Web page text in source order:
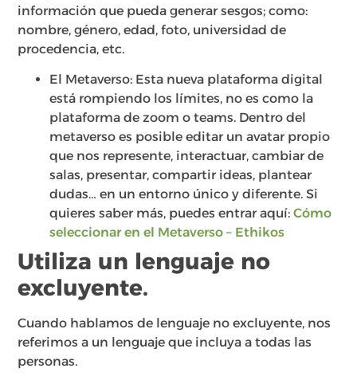
información que pueda generar sesgos; como:
nombre, género, edad, foto, universidad de
procedencia, etc.
El Metaverso: Esta nueva plataforma digital
está rompiendo los límites, no es como la
plataforma de zoom o teams. Dentro del
metaverso es posible editar un avatar propio
que nos represente, interactuar, cambiar de
salas, presentar, compartir ideas, plantear
dudas… en un entorno único y diferente. Si
quieres saber más, puedes entrar aquí:Cómo
seleccionar en el Metaverso – Ethikos
Utiliza un lenguaje no
excluyente.
Cuando hablamos de lenguaje no excluyente, nos
referimos a un lenguaje que incluya a todas las
personas.